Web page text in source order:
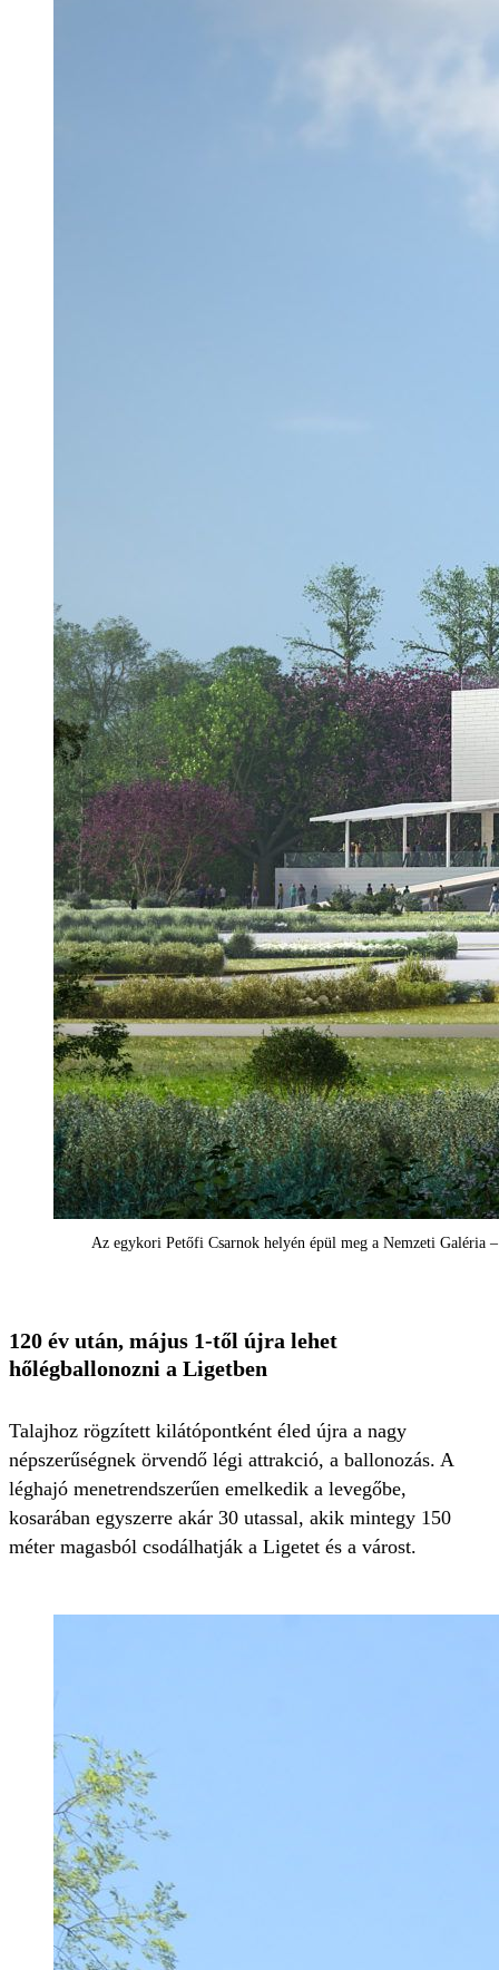
Az egykori Petőfi Csarnok helyén épül meg a Nemzeti Galéria
120 év után, május 1-től újra lehet
hőlégballonozni a Ligetben
Talajhoz rögzített kilátópontként éled újra a nagy
népszerűségnek örvendő légi attrakció, a ballonozás. A
léghajó menetrendszerűen emelkedik a levegőbe,
kosarában egyszerre akár 30 utassal, akik mintegy 150
méter magasból csodálhatják a Ligetet és a várost.